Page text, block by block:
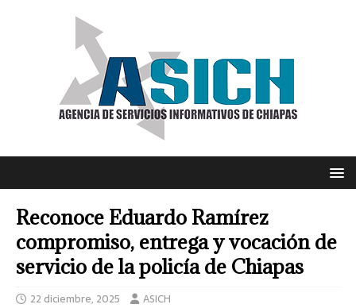
Reconoce Eduardo Ramírez
compromiso, entrega y vocación de
servicio de la policía de Chiapas
22 diciembre, 2025 ASICH